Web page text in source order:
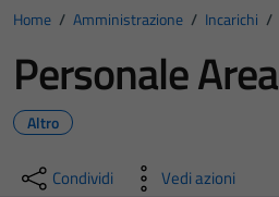
Home / Amministrazione / Incarichi /
Personale Area
Altro
Condividi Vedi azioni